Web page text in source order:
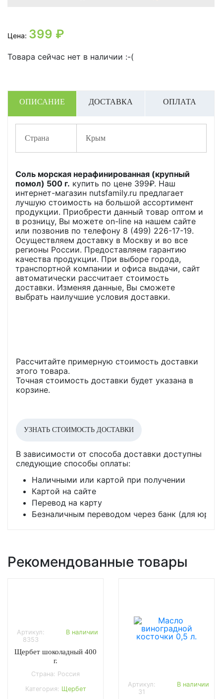
Цена: 399 ₽
Товара сейчас нет в наличии :-(
ОПИСАНИЕ ДОСТАВКА ОПЛАТА
Страна Крым
Соль морская нерафинированная (крупный
помол) 500 г. купить по цене 399₽. Наш
интернет-магазин nutsfamily.ru предлагает
лучшую стоимость на большой ассортимент
продукции. Приобрести данный товар оптом и
в розницу, Вы можете on-line на нашем сайте
или позвонив по телефону 8 (499) 226-17-19.
Осуществляем доставку в Москву и во все
регионы России. Предоставляем гарантию
качества продукции. При выборе города,
транспортной компании и офиса выдачи, сайт
автоматически рассчитает стоимость
доставки. Изменяя данные, Вы сможете
выбрать наилучшие условия доставки.
Рассчитайте примерную стоимость доставки
этого товара.
Точная стоимость доставки будет указана в
корзине.
УЗНАТЬ СТОИМОСТЬ ДОСТАВКИ
В зависимости от способа доставки доступны
следующие способы оплаты:
Наличными или картой при получении
Картой на сайте
Перевод на карту
Безналичным переводом через банк (для юр.
Рекомендованные товары
Артикул:
8353
В наличии
Щербет шоколадный 400
г.
Страна: Россия
Категория: Щербет
Артикул:
31
В наличии